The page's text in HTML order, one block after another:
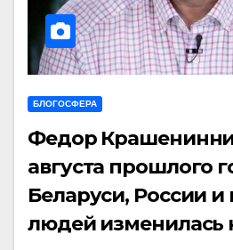
БЛОГОСФЕРА
Федор
августа прошлого
Беларуси, России
людей изменилась